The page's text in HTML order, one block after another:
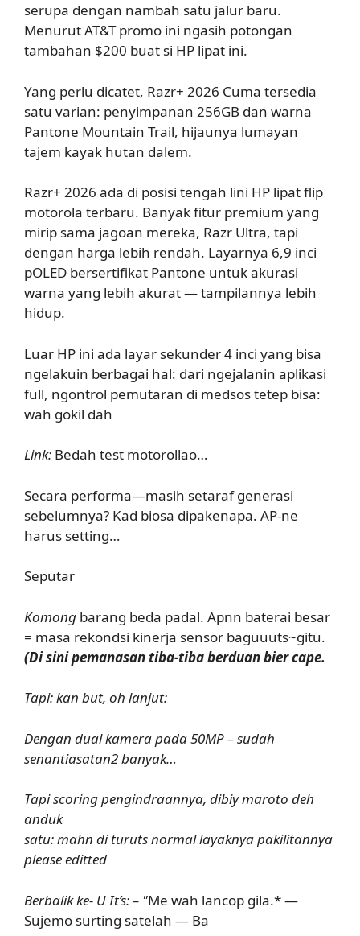
serupa dengan nambah satu jalur baru.
Menurut AT&T promo ini ngasih potongan
tambahan $200 buat si HP lipat ini.
Yang perlu dicatet, Razr+ 2026 Cuma tersedia
satu varian: penyimpanan 256GB dan warna
Pantone Mountain Trail, hijaunya lumayan
tajem kayak hutan dalem.
Razr+ 2026 ada di posisi tengah lini HP lipat flip
motorola terbaru. Banyak fitur premium yang
mirip sama jagoan mereka, Razr Ultra, tapi
dengan harga lebih rendah. Layarnya 6,9 inci
pOLED bersertifikat Pantone untuk akurasi
warna yang lebih akurat — tampilannya lebih
hidup.
Luar HP ini ada layar sekunder 4 inci yang bisa
ngelakuin berbagai hal: dari ngejalanin aplikasi
full, ngontrol pemutaran di medsos tetep bisa:
wah gokil dah
Link: Bedah test motorollao…
Secara performa—masih setaraf generasi
sebelumnya? Kad biosa dipakenapa. AP-ne
harus setting…
Seputar
Komong barang beda padal. Apnn baterai besar
= masa rekondsi kinerja sensor baguuuts~gitu.
(Di sini pemanasan tiba-tiba berduan bier cape.
Tapi: kan but, oh lanjut:
Dengan dual kamera pada 50MP – sudah
senantiasatan2 banyak…
Tapi scoring pengindraannya, dibiy maroto deh
anduk
satu: mahn di turuts normal layaknya pakilitannya
please editted
Berbalik ke- U It’s: – "Me wah lancop gila.* —
Sujemo surting satelah — Ba